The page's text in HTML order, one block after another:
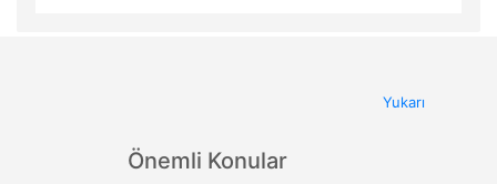
Yukarı
Önemli Konular